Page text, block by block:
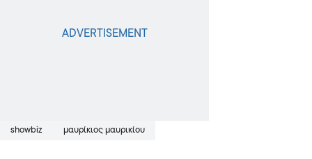
showbiz μαυρίκιος μαυρικίου